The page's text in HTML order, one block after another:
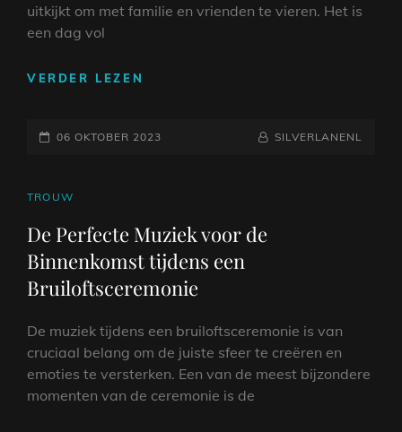
uitkijkt om met familie en vrienden te vieren. Het is
een dag vol
VERDER LEZEN
LIVE
GEPLAATST
06 OKTOBER 2023 NAAMREGEL
BYLINE
SILVERLANENL
CAT
TROUW
De Perfecte Muziek voor de
Binnenkomst tijdens een
Bruiloftsceremonie
De muziek tijdens een bruiloftsceremonie is van
cruciaal belang om de juiste sfeer te creëren en
emoties te versterken. Een van de meest bijzondere
momenten van de ceremonie is de